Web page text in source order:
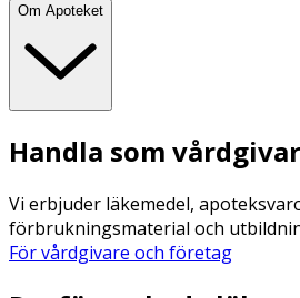
Om Apoteket
Handla som
Vi erbjuder läkemedel,
förbrukningsmaterial och
För vårdgivare och företag